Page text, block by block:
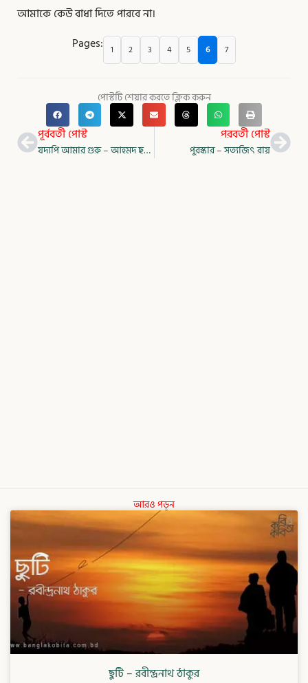
আমাকে কেউ বাধা দিতে পারবে না।
Pages:
1 2 3 4 5 6 7
পোস্টটি শেয়ার করতে ক্লিক করুন
Prevপূর্ববর্তী পোস্ট
যদ্যপি আমার গুরু – আহমদ ছফা
পরবর্তী পোস্ট
পুরস্কার – সত্যজিৎ রায়
আরও পড়ুন
ছুটি – রবীন্দ্রনাথ ঠাকুর